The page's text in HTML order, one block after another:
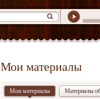
Мои материалы
Мои материалы Материалы